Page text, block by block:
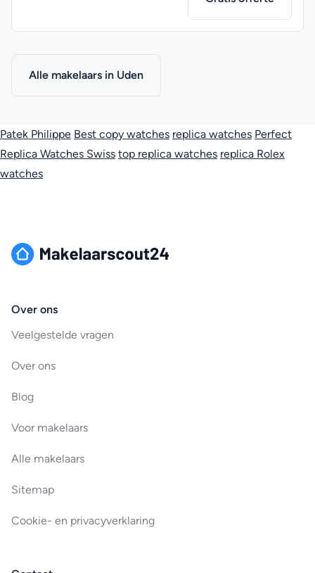
Alle makelaars in Uden
Patek Philippe Best copy watches replica watches Perfect
Replica Watches Swiss top replica watches replica Rolex
watches
Over ons
Veelgestelde vragen
Over ons
Blog
Voor makelaars
Alle makelaars
Sitemap
Cookie- en privacyverklaring